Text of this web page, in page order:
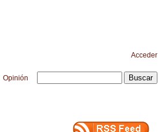
Acceder
Opinión